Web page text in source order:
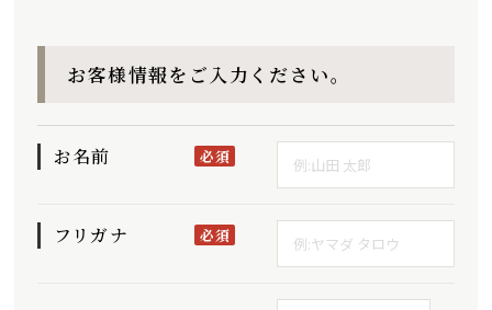
お客様情報をご入力ください。
お名前 必須
フリガナ 必須